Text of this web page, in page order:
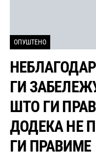
ОПУШТЕНО
ГИ
ШТО ГИ
ДОДЕКА НЕ
ГИ ПРАВИМЕ